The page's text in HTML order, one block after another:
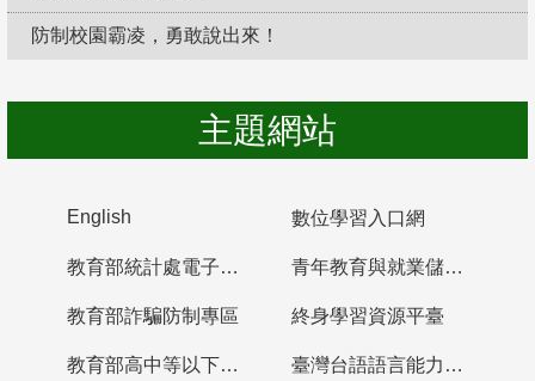
防制校園霸凌，勇敢說出來！
主題網站
English 數位學習入口網
教育部統計處電子書櫃 青年教育與就業儲蓄帳戶
教育部詐騙防制專區 終身學習資源平臺
教育部高中等以下學校及幼兒園教師資格檢定考試 臺灣台語語言能力認證網站